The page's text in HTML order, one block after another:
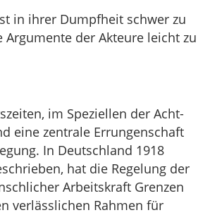
in ihrer Dumpfheit schwer zu
Argumente der Akteure leicht zu
im Speziellen der Acht-
eine zentrale Errungenschaft
In Deutschland 1918
hat die Regelung der
Arbeitskraft Grenzen
verlässlichen Rahmen für